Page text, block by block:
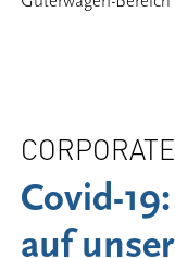
Covid-
auf